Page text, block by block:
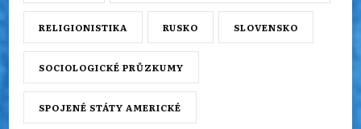
RELIGIONISTIKA RUSKO SLOVENSKO
SOCIOLOGICKÉ PRŮZKUMY
SPOJENÉ STÁTY AMERICKÉ